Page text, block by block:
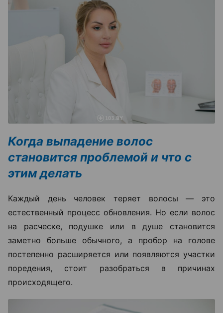
Когда выпадение волос
становится проблемой и что с
этим делать
Каждый день человек теряет волосы — это
естественный процесс обновления. Но если волос
на расческе, подушке или в душе становится
заметно больше обычного, а пробор на голове
постепенно расширяется или появляются участки
поредения, стоит разобраться в причинах
происходящего.